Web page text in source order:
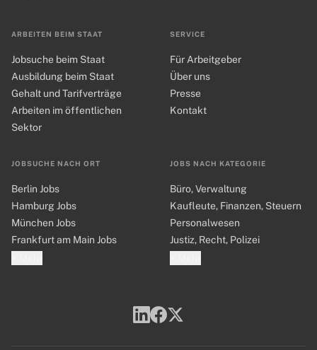
ARBEITEN BEIM STAAT
Jobsuche beim Staat
Ausbildung beim Staat
Gehalt und Tarifverträge
Arbeiten im öffentlichen
Sektor
JOBSUCHE NACH ORT
Berlin Jobs
Hamburg Jobs
München Jobs
Frankfurt am Main Jobs
JOBS NACH KATEGORIE
Büro, Verwaltung
Kaufleute, Finanzen, Steuern
Personalwesen
Justiz, Recht, Polizei
SERVICE
Für Arbeitgeber
Über uns
Presse
Kontakt